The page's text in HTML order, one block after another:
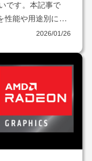
です。本記事で
性能や用途別に整
やさしく解説。購
2026/01/26